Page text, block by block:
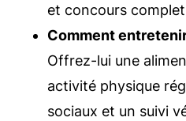
et concours
Comment
Offrez-lui une
activité physique
sociaux et un suivi